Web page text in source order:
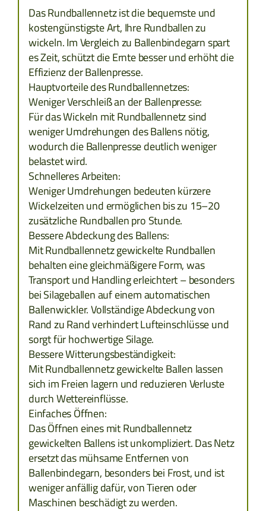
MONTENEGRO
MAZEDONIEN
RUMÄNIEN
SERBIEN
SLOWENIEN
ZYPERN
TCHECHIEN
ESTLAND
GRIECHENLAND
LETTLAND
LITAUEN
SLOWAKAI
TÜRKEI
Das Rundballennetz ist die bequemste und
kostengünstigste Art, Ihre Rundballen zu
wickeln. Im Vergleich zu Ballenbindegarn spart
es Zeit, schützt die Ernte besser und erhöht die
Effizienz der Ballenpresse.
Hauptvorteile des Rundballennetzes:
Weniger Verschleiß an der Ballenpresse:
Für das Wickeln mit Rundballennetz sind
weniger Umdrehungen des Ballens nötig,
wodurch die Ballenpresse deutlich weniger
belastet wird.
Schnelleres Arbeiten:
Weniger Umdrehungen bedeuten kürzere
Wickelzeiten und ermöglichen bis zu 15–20
zusätzliche Rundballen pro Stunde.
Bessere Abdeckung des Ballens:
Mit Rundballennetz gewickelte Rundballen
behalten eine gleichmäßigere Form, was
Transport und Handling erleichtert – besonders
bei Silageballen auf einem automatischen
Ballenwickler. Vollständige Abdeckung von
Rand zu Rand verhindert Lufteinschlüsse und
sorgt für hochwertige Silage.
Bessere Witterungsbeständigkeit:
Mit Rundballennetz gewickelte Ballen lassen
sich im Freien lagern und reduzieren Verluste
durch Wettereinflüsse.
Einfaches Öffnen:
Das Öffnen eines mit Rundballennetz
gewickelten Ballens ist unkompliziert. Das Netz
ersetzt das mühsame Entfernen von
Ballenbindegarn, besonders bei Frost, und ist
weniger anfällig dafür, von Tieren oder
Maschinen beschädigt zu werden.